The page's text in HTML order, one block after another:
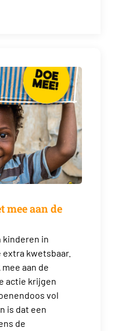
mee aan de
kinderen in
kwetsbaar.
aan de
actie krijgen
vol
is dat een
de